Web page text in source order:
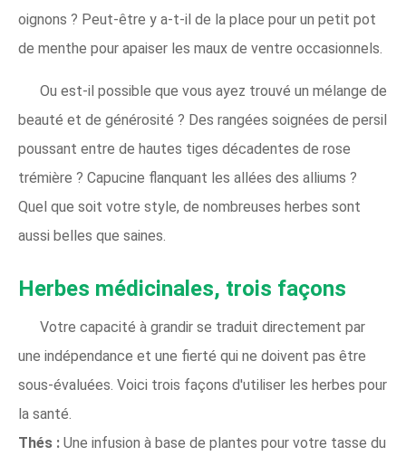
oignons ? Peut-être y a-t-il de la place pour un petit pot
de menthe pour apaiser les maux de ventre occasionnels.
Ou est-il possible que vous ayez trouvé un mélange de
beauté et de générosité ? Des rangées soignées de persil
poussant entre de hautes tiges décadentes de rose
trémière ? Capucine flanquant les allées des alliums ?
Quel que soit votre style, de nombreuses herbes sont
aussi belles que saines.
Herbes médicinales, trois façons
Votre capacité à grandir se traduit directement par
une indépendance et une fierté qui ne doivent pas être
sous-évaluées. Voici trois façons d'utiliser les herbes pour
la santé.
Thés : Une infusion à base de plantes pour votre tasse du